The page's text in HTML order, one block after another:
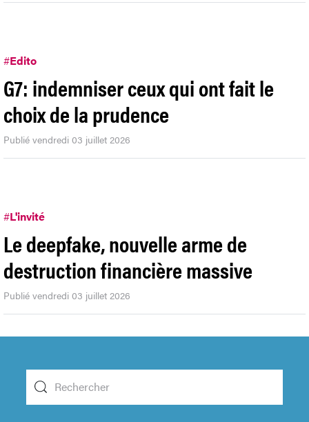
#Edito
G7: indemniser ceux qui ont fait le
choix de la prudence
Publié vendredi 03 juillet 2026
#L'invité
Le deepfake, nouvelle arme de
destruction financière massive
Publié vendredi 03 juillet 2026